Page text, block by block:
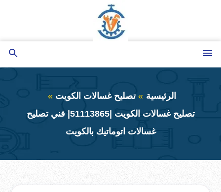
المحتوى
الرئيسية
تصليح غسالات الكويت
تصليح غسالات الكويت |51113865| فني تصليح
غسالات اتوماتيك بالكويت